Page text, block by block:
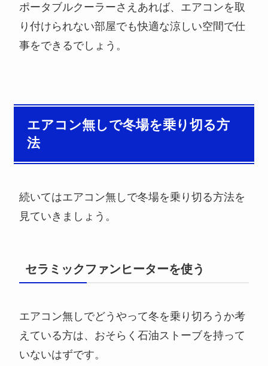
ポータブルクーラーさえあれば、エアコンを取
り付けられない部屋でも快適な涼しい空間で仕
事をできるでしょう。
エアコン無しで冬場を乗り切る方
法
続いてはエアコン無しで冬場を乗り切る方法を
見ていきましょう。
セラミックファンヒーターを使う
エアコン無しでどうやって冬を乗り切ろうか考
えている方は、おそらく石油ストーブを持って
いないはずです。